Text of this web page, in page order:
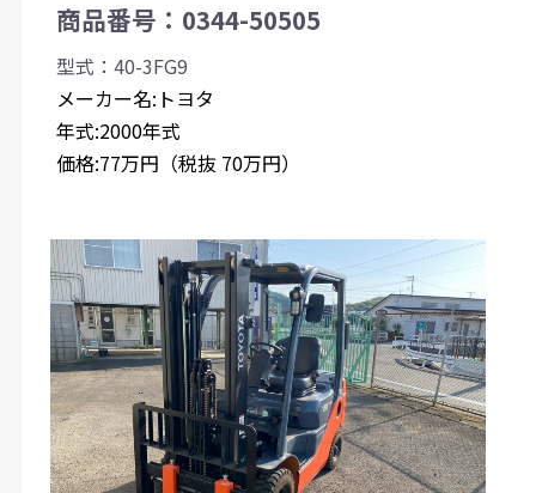
商品番号：0344-50505
型式：40-3FG9
メーカー名:トヨタ
年式:2000年式
価格:77万円（税抜 70万円）